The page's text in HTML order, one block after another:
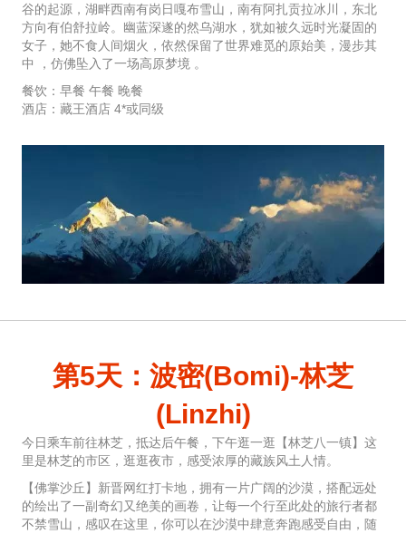
谷的起源，湖畔西南有岗日嘎布雪山，南有阿扎贡拉冰川，东北
方向有伯舒拉岭。幽蓝深遂的然乌湖水，犹如被久远时光凝固的
女子，她不食人间烟火，依然保留了世界难觅的原始美，漫步其
中 ，仿佛坠入了一场高原梦境 。
餐饮：早餐 午餐 晚餐
酒店：藏王酒店 4*或同级
第5天：波密(Bomi)-林芝
(Linzhi)
今日乘车前往林芝，抵达后午餐，下午逛一逛【林芝八一镇】这
里是林芝的市区，逛逛夜市，感受浓厚的藏族风土人情。
【佛掌沙丘】新晋网红打卡地，拥有一片广阔的沙漠，搭配远处
的绘出了一副奇幻又绝美的画卷，让每一个行至此处的旅行者都
不禁雪山，感叹在这里，你可以在沙漠中肆意奔跑感受自由，随